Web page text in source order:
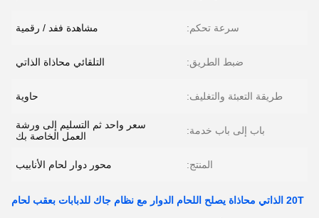
سرعة تحكم: مشاهدة ففد / رقمية
ضبط الطريق: التلقائي محاذاة الذاتي
طريقة التعبئة والتغليف: حاوية
باب إلى باب خدمة:
سعر واحد ثم التسليم إلى ورشة
العمل الخاصة بك
المنتج: محور دوار لحام الأنابيب
20T الذاتي محاذاة يصلح اللحام الدوار مع نظام جاك للدبابات بعقب لحام